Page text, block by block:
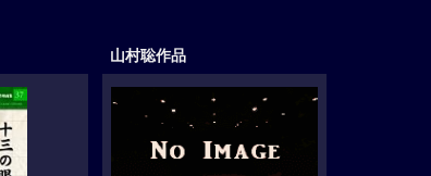
山村聡作品